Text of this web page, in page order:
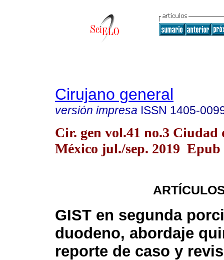
Cirujano general
versión impresa ISSN 1405-
Cir. gen vol.41 no.3 Ciudad
México jul./sep. 2019 Epub
GIST en segunda
duodeno, abordaje
reporte de caso y